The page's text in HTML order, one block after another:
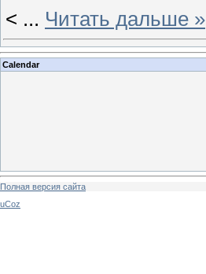
< ... Читать дальше »
Calendar
Полная версия сайта
uCoz